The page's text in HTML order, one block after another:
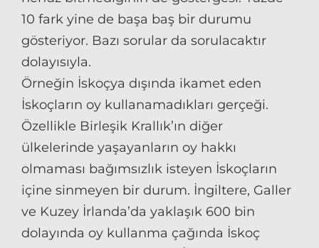
10 fark yine de başa baş bir durumu
gösteriyor. Bazı sorular da sorulacaktır
dolayısıyla.
Örneğin İskoçya dışında ikamet eden
İskoçların oy kullanamadıkları gerçeği.
Özellikle Birleşik Krallık’ın diğer
ülkelerinde yaşayanların oy hakkı
olmaması bağımsızlık isteyen İskoçların
içine sinmeyen bir durum. İngiltere, Galler
ve Kuzey İrlanda’da yaklaşık 600 bin
dolayında oy kullanma çağında İskoç